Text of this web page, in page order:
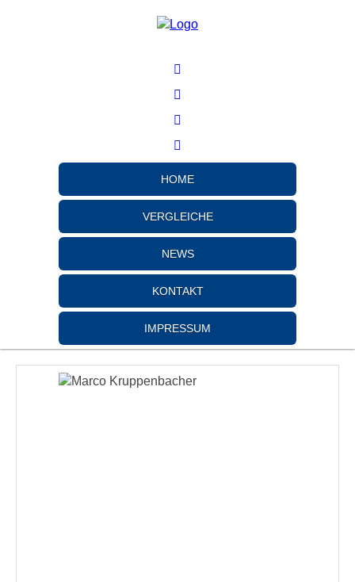
HOME
VERGLEICHE
NEWS
KONTAKT
IMPRESSUM